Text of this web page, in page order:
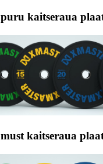
puru kaitseraua
must kaitseraua